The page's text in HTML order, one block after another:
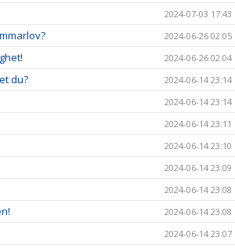
2024-07-03 17:43
2024-06-26 02:05
2024-06-26 02:04
du? 2024-06-14 23:14
2024-06-14 23:14
2024-06-14 23:11
2024-06-14 23:10
2024-06-14 23:09
2024-06-14 23:08
2024-06-14 23:08
2024-06-14 23:07